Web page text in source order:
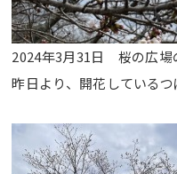
2024年3月31日 桜の広場
昨日より、開花しているつ